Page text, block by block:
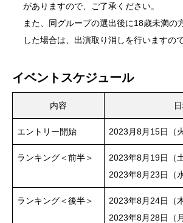
がありますので、ご了承ください。
また、同グループの選出後に18歳未満の
した場合は、出演取り消しを行いますの
イベントスケジュール
内容
エントリー開始 2023月8月15日（
ランキング＜前半＞
2023年8月19日（
2023年8月23日（
ランキング＜後半＞
2023年8月24日（
2023年8月28日（